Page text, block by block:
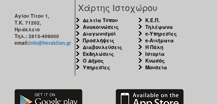
Αγίου Τίτου 1,
Τ.Κ. 71202,
Ηράκλειο
Τηλ.: 2813-409000
email:info@heraklion.gr
Χάρτης Ιστοχώρου
Δελτία Τύπου
Ανακοινώσεις
Διαγωνισμοί
Προσλήψεις
Διαβουλεύσεις
Εκδηλώσεις
Ο Δήμος
Υπηρεσίες
Κ.Ε.Π.
Τηλέφωνα
e-Υπηρεσίες
e-Αιτήματα
Η Πόλη
Ιστορία
Κνωσός
Μουσεία